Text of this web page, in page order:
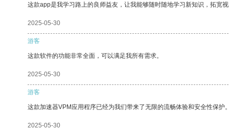
这款app是我学习路上的良师益友，让我能够随时随地学习新知识，拓宽
2025-05-30
游客
这款软件的功能非常全面，可以满足我所有需求。
2025-05-30
游客
这款加速器VPM应用程序已经为我们带来了无限的流畅体验和安全性保护
2025-05-30